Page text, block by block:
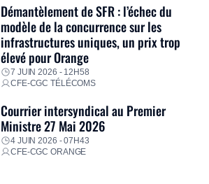
Démantèlement de SFR : l’échec du
modèle de la concurrence sur les
infrastructures uniques, un prix trop
élevé pour Orange
7 JUIN 2026 - 12H58
CFE-CGC TÉLÉCOMS
Courrier intersyndical au Premier
Ministre 27 Mai 2026
4 JUIN 2026 - 07H43
CFE-CGC ORANGE